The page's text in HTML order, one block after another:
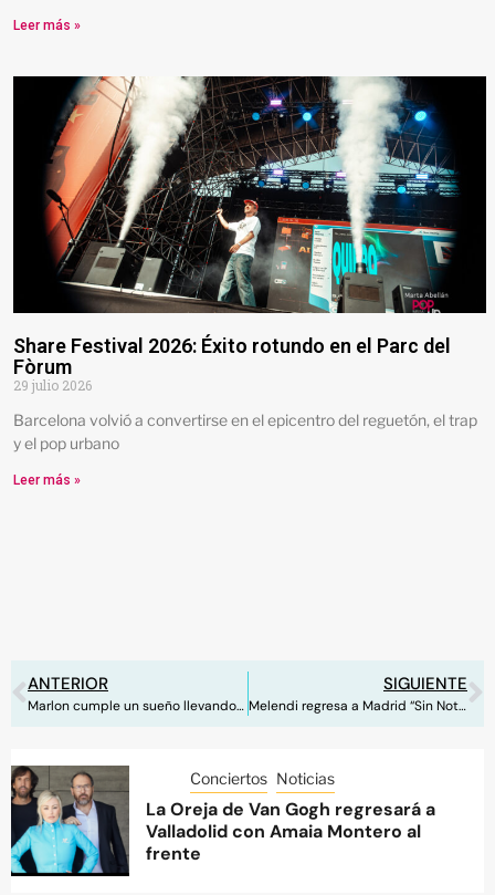
Leer más »
Share Festival 2026: Éxito rotundo en el Parc del
Fòrum
29 julio 2026
Barcelona volvió a convertirse en el epicentro del reguetón, el trap
y el pop urbano
Leer más »
ANTERIOR
Marlon cumple un sueño llevando su música al Wizink Center
SIGUIENTE
Melendi regresa a Madrid “Sin Noticias” el próximo 27 de noviembre
Conciertos Noticias
La Oreja de Van Gogh regresará a
Valladolid con Amaia Montero al
frente